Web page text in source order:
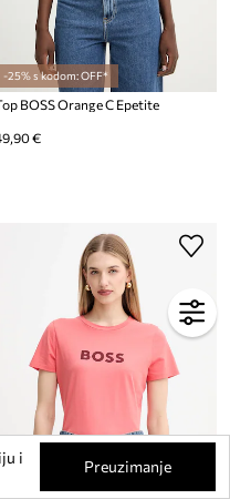
-25% s kodom: OFF*
BOSS Orange C Epetite
€
i
Preuzimanje